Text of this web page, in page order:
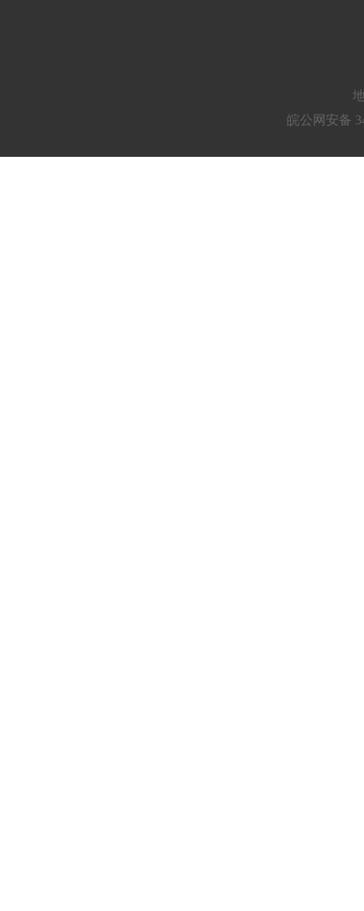
皖公网安备